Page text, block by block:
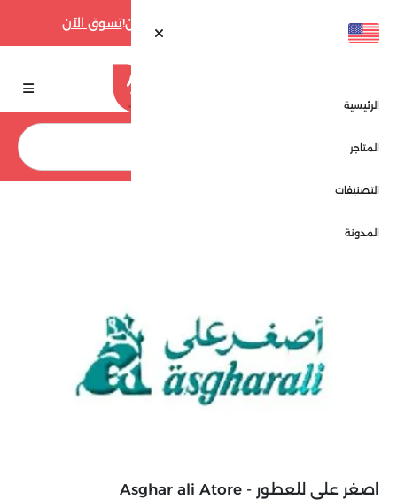
تسوق الآن
الرئيسية
المتاجر
التصنيفات
المدونة
اصغر علي للعطور - Asghar ali Atore